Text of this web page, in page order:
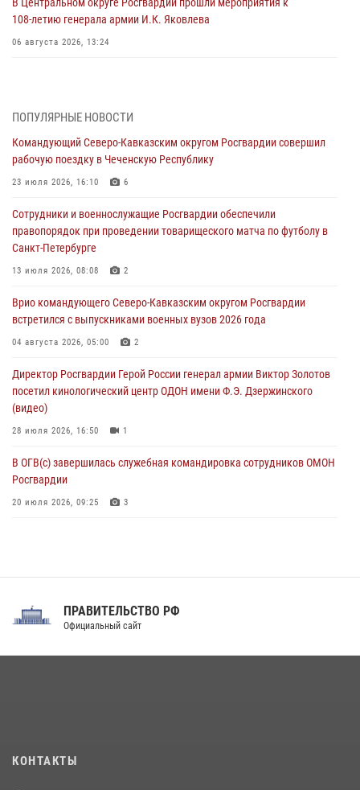
108‑летию генерала армии И.К. Яковлева
06 августа 2026, 13:24
06 августа 2026, 12:35 1
Росгвардейцы провели выставку вооружения для участников сбора
«Гвардеец» в Пензе (видео)
06 августа 2026, 12:00
В Курске росгвардейцы приняли участие в митинге, посвященном
второй годовщине вторжения ВСУ на территорию области
06 августа 2026, 11:56
угрожавшего подростку травматическим пистолетом
06 августа 2026, 11:33
крупная нарколаборатория
ПОПУЛЯРНЫЕ НОВОСТИ
Командующий Северо-Кавказским округом Росгвардии совершил
рабочую поездку в Чеченскую Республику
23 июля 2026, 16:10 6
Сотрудники и военнослужащие Росгвардии обеспечили
правопорядок при проведении товарищеского матча по футболу в
Санкт-Петербурге
13 июля 2026, 08:08 2
Врио командующего Северо-Кавказским округом Росгвардии
встретился с выпускниками военных вузов 2026 года
04 августа 2026, 05:00 2
Директор Росгвардии Герой России генерал армии Виктор Золотов
посетил кинологический центр ОДОН имени Ф.Э. Дзержинского
(видео)
28 июля 2026, 16:50 1
В ОГВ(с) завершилась служебная командировка сотрудников ОМОН
Росгвардии
20 июля 2026, 09:25 3
Праздник «Один день с Росгвардией» к 105-летию Центрального
ПРАВИТЕЛЬСТВО РФ
Официальный сайт
КОНТАКТЫ